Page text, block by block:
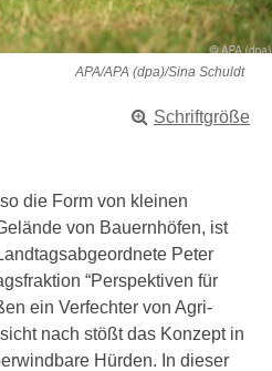
APA/APA (dpa)/Sina Schuldt
Schriftgröße
die Form von kleinen
von Bauernhöfen, ist
Peter
“Perspektiven für
ein Verfechter von Agri-
nach stößt das Konzept in
Hürden. In dieser